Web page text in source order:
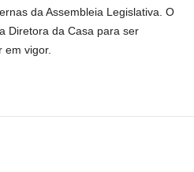
da Assembleia Legislativa. O
Diretora da Casa para ser
em vigor.